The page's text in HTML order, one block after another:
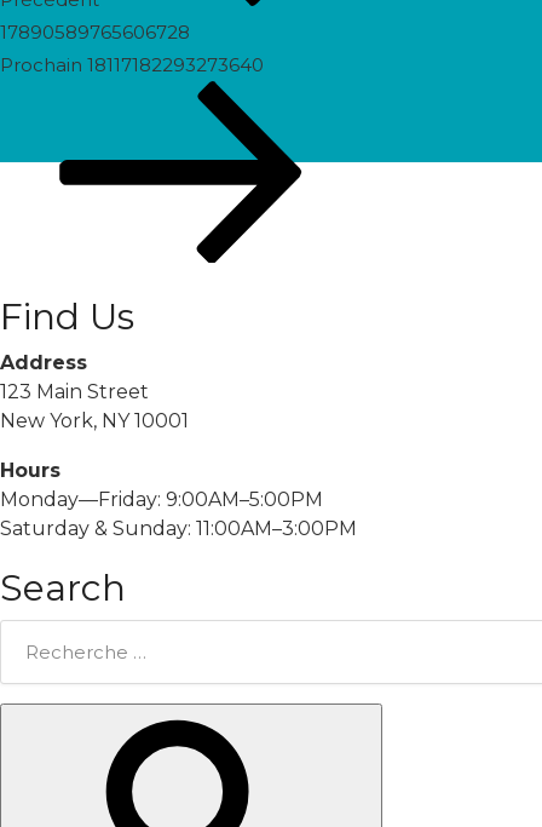
17890589765606728
Prochain
Prochain 18117182293273640
Find Us
Address
123 Main Street
New York, NY 10001
Hours
Monday—Friday: 9:00AM–5:00PM
Saturday & Sunday: 11:00AM–3:00PM
Search